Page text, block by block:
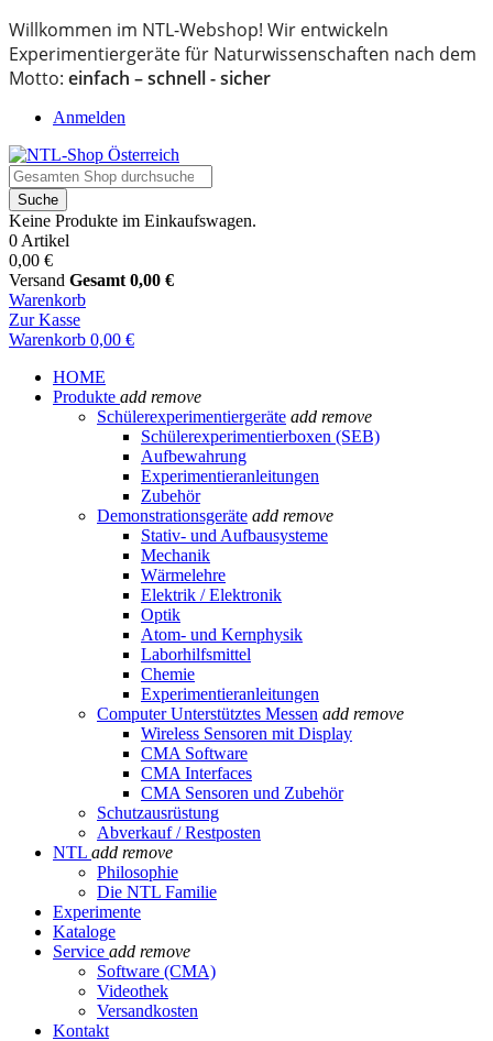
Willkommen im NTL-Webshop! Wir entwickeln
Experimentiergeräte für Naturwissenschaften nach dem
Motto: einfach – schnell - sicher
Anmelden
Suche
Keine Produkte im Einkaufswagen.
0 Artikel
0,00 €
Versand Gesamt 0,00 €
Warenkorb
Zur Kasse
Warenkorb 0,00 €
HOME
Produkte add remove
Schülerexperimentiergeräte add remove
Schülerexperimentierboxen (SEB)
Aufbewahrung
Experimentieranleitungen
Zubehör
Demonstrationsgeräte add remove
Stativ- und Aufbausysteme
Mechanik
Wärmelehre
Elektrik / Elektronik
Optik
Atom- und Kernphysik
Laborhilfsmittel
Chemie
Experimentieranleitungen
Computer Unterstütztes Messen add remove
Wireless Sensoren mit Display
CMA Software
CMA Interfaces
CMA Sensoren und Zubehör
Schutzausrüstung
Abverkauf / Restposten
NTL add remove
Philosophie
Die NTL Familie
Experimente
Kataloge
Service add remove
Software (CMA)
Videothek
Versandkosten
Kontakt